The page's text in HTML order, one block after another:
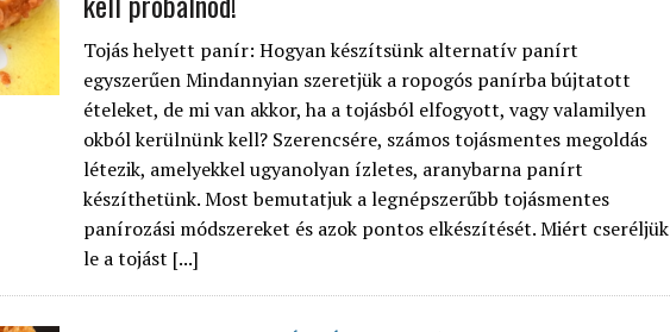
Tojás helyett panír: Hogyan készítsünk alternatív panírt
egyszerűen Mindannyian szeretjük a ropogós panírba bújtatott
ételeket, de mi van akkor, ha a tojásból elfogyott, vagy valamilyen
okból kerülnünk kell? Szerencsére, számos tojásmentes megoldás
létezik, amelyekkel ugyanolyan ízletes, aranybarna panírt
készíthetünk. Most bemutatjuk a legnépszerűbb tojásmentes
panírozási módszereket és azok pontos elkészítését. Miért cseréljük
le a tojást [...]